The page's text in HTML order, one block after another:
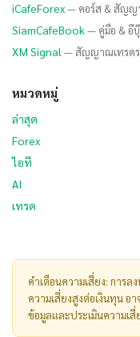
iCafeForex— คอร์ส & สัญญ
SiamCafeBook— คู่มือ & อี
XM Signal — สัญญาณเทรด
หมวดหมู่
ล่าสุด
Forex
ไอที
AI
เทรด
คำเตือนความเสี่ยง: การ
ความเสี่ยงสูงต่อเงินทุน อ
ข้อมูลและประเมินความเ